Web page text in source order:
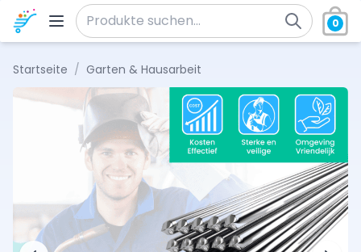
Zum Inhalt springen
Suche nach:
0
Startseite / Garten & Hausarbeit